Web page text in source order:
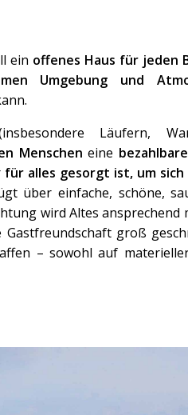
ein offenes Haus für jeden
Umgebung und
Läufern,
Menschen eine bezahlbare
für alles gesorgt ist, um
über einfache, schöne,
wird Altes ansprechend
Gastfreundschaft groß
– sowohl auf